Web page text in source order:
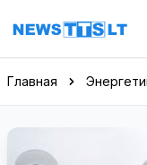
Перейти к
Главная